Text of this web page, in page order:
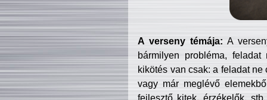
A verseny témája: A
bármilyen probléma, feladat
kikötés van csak: a feladat
vagy már meglévő
fejlesztő kitek, érzékelők,